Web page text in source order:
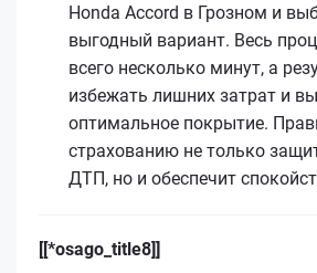
Honda Accord в Грозном и
выгодный вариант. Весь
всего несколько минут, а
избежать лишних затрат и
оптимальное покрытие.
страхованию не только
ДТП, но и обеспечит
[[*osago_title8]]